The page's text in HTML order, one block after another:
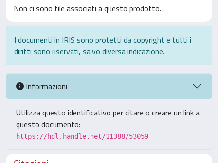
Non ci sono file associati a questo prodotto.
I documenti in IRIS sono protetti da copyright e tutti i
diritti sono riservati, salvo diversa indicazione.
Informazioni
Utilizza questo identificativo per citare o creare un link a
questo documento:
https://hdl.handle.net/11388/53059